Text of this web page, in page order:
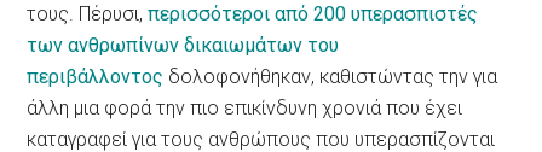
τους. Πέρυσι,περισσότεροι από 200 υπερασπιστές
των ανθρωπίνων δικαιωμάτων του
περιβάλλοντος δολοφονήθηκαν, καθιστώντας την για
άλλη μια φορά την πιο επικίνδυνη χρονιά που έχει
καταγραφεί για τους ανθρώπους που υπερασπίζονται